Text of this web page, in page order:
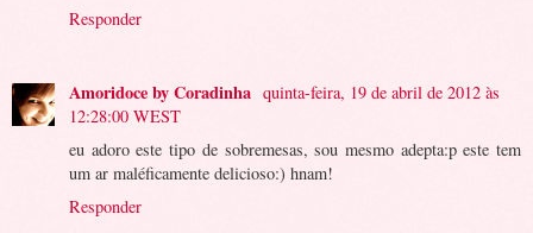
Responder
Amoridoce by Coradinha quinta-feira, 19 de abril de 2012 às
12:28:00 WEST
eu adoro este tipo de sobremesas, sou mesmo adepta:p este tem
um ar maléficamente delicioso:) hnam!
Responder